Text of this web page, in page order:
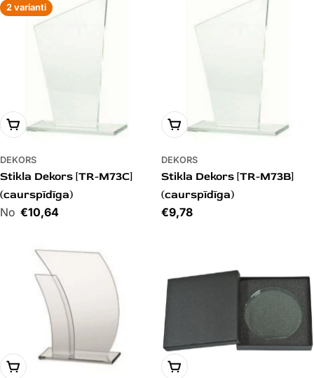
2 varianti
PIEVIENOT GROZAM
DEKORS
Stikla Dekors [TR-M73C]
(caurspīdīga)
Cena€10,64
PIEVIENOT GROZAM
DEKORS
Stikla Dekors [TR-M73B]
(caurspīdīga)
Cena
€9,78
PIEVIENOT GROZAM PIEVIENOT GROZAM